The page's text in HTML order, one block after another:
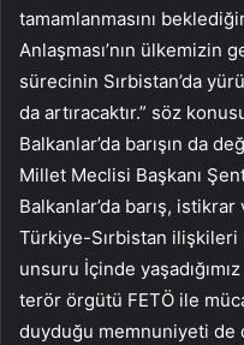
tamamlanmasını
Anlaşması’nın ülkemizin
sürecinin Sırbistan’da
da artıracaktır.” söz
Balkanlar’da barışın da
Millet Meclisi Başkanı
Balkanlar’da barış, istikrar
Türkiye-Sırbistan
unsuru İçinde
terör örgütü FETÖ ile
duyduğu memnuniyeti de